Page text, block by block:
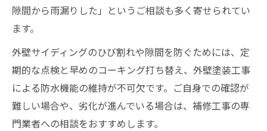
隙間から雨漏りした」というご相談も多く寄せられてい
ます。
外壁サイディングのひび割れや隙間を防ぐためには、定
期的な点検と早めのコーキング打ち替え、外壁塗装工事
による防水機能の維持が不可欠です。ご自身での確認が
難しい場合や、劣化が進んでいる場合は、補修工事の専
門業者への相談をおすすめします。